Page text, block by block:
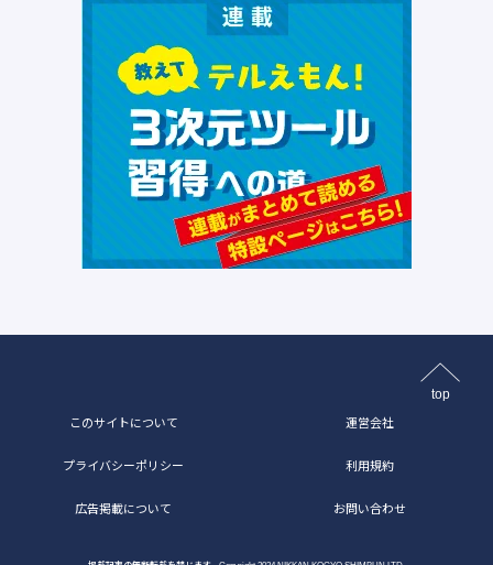
top
このサイトについて 運営会社
プライバシーポリシー 利用規約
広告掲載について お問い合わせ